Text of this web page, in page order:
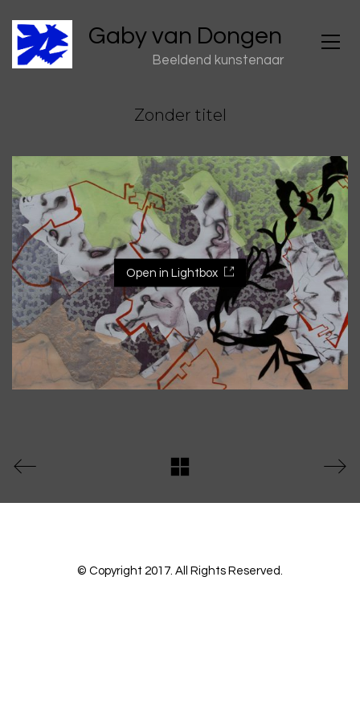
Gaby van Dongen
Beeldend kunstenaar
Zonder titel
Open in Lightbox
© Copyright 2017. All Rights Reserved.